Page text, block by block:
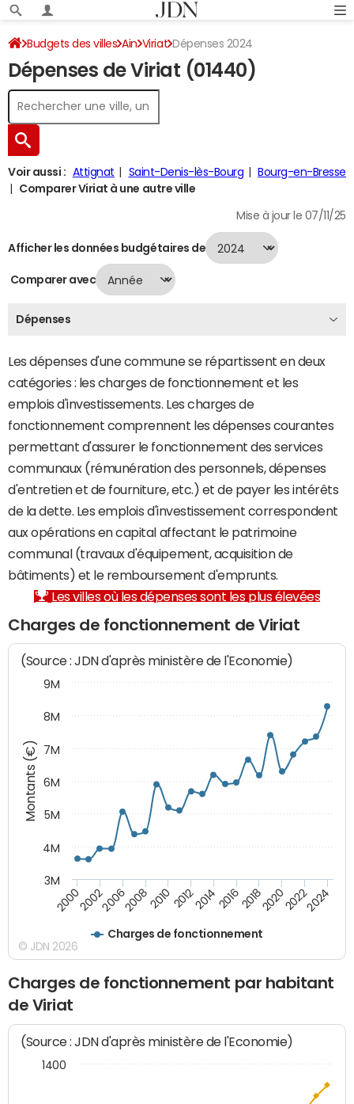
Budgets des villes Ain Viriat Dépenses 2024
Dépenses de Viriat (01440)
Voir aussi : Attignat Saint-Denis-lès-Bourg
Bourg-en-Bresse
Comparer Viriat à une autre ville
Mise à jour le 07/11/25
Afficher les données budgétaires de
Comparer avec
Dépenses
Les dépenses d'une commune se répartissent en deux
catégories : les charges de fonctionnement et les
emplois d'investissements. Les charges de
fonctionnement comprennent les dépenses courantes
permettant d'assurer le fonctionnement des services
communaux (rémunération des personnels, dépenses
d'entretien et de fourniture, etc.) et de payer les intérêts
de la dette. Les emplois d'investissement correspondent
aux opérations en capital affectant le patrimoine
communal (travaux d'équipement, acquisition de
bâtiments) et le remboursement d'emprunts.
Les villes où les dépenses sont les plus élevées
Charges de fonctionnement de Viriat
Montants (€)
(Source : JDN d'après ministère de l'Economie)
Charges de fonctionnement
20002002200620082010 2012201420162018202020222024
3M
4M
5M
6M
7M
8M
9M
© JDN 2026
Charges de fonctionnement par habitant
de Viriat
(Source : JDN d'après ministère de l'Economie)
1400